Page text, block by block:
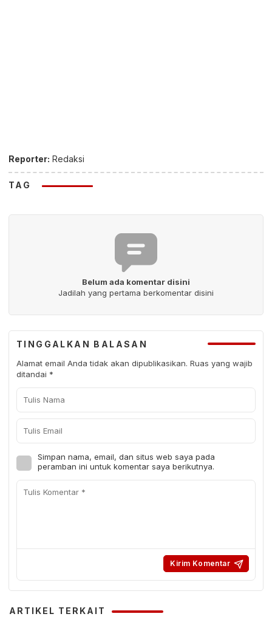
Reporter: Redaksi
TAG
Belum ada komentar disini
Jadilah yang pertama berkomentar disini
TINGGALKAN BALASAN
Alamat email Anda tidak akan dipublikasikan. Ruas yang wajib
ditandai *
Simpan nama, email, dan situs web saya pada
peramban ini untuk komentar saya berikutnya.
ARTIKEL TERKAIT